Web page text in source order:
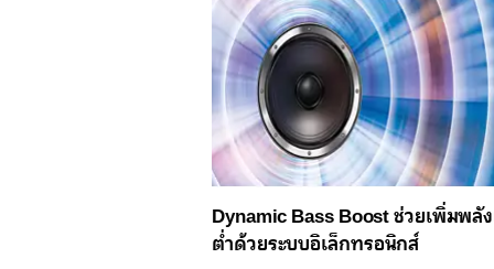
Dynamic Bass Boost ช่วยเพิ่มพลั
ต่ำด้วยระบบอิเล็กทรอนิกส์